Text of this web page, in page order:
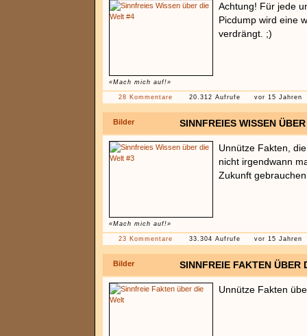
«Mach mich auf!»
Achtung! Für jede
Picdump wird eine
verdrängt. ;)
28 Kommentare 20.312 Aufrufe vor 15 Jahren
Bilder SINNFREIES WISSEN
«Mach mich auf!»
Unnütze Fakten,
nicht irgendwann
Zukunft
23 Kommentare 33.304 Aufrufe vor 15 Jahren
Bilder SINNFREIE FAKTEN ÜBER
Unnütze Fakten